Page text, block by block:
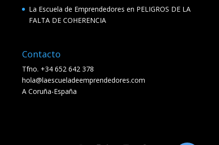
La Escuela de Emprendedores en PELIGROS DE LA
FALTA DE COHERENCIA
Contacto
Tfno. +34 652 642 378
hola@laescueladeemprendedores.com
A Coruña-España